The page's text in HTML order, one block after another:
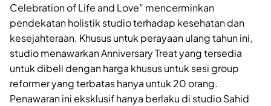
Celebration of Life and Love” mencerminkan
pendekatan holistik studio terhadap kesehatan dan
kesejahteraan. Khusus untuk perayaan ulang tahun ini,
studio menawarkan Anniversary Treat yang tersedia
untuk dibeli dengan harga khusus untuk sesi group
reformer yang terbatas hanya untuk 20 orang.
Penawaran ini eksklusif hanya berlaku di studio Sahid